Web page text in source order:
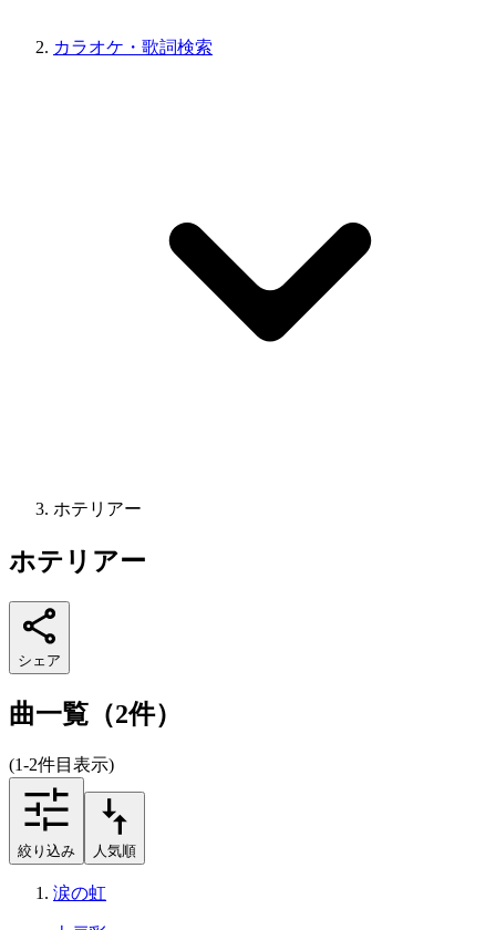
カラオケ・歌詞検索
ホテリアー
ホテリアー
シェア
曲一覧（2件）
(1-2件目表示)
絞り込み 人気順
涙の虹